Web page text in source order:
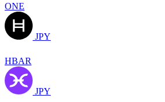
ONE
JPY
HBAR
JPY